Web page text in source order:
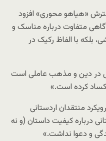
«هیاهو محوری» افزود
متفاوت درباره مناسک و
بلکه با الفاظ رکیک در
در دین و مذهب عاملی است
کرده است.»
منتقدان اردستانی
درباره کیفیت داستان (و نه
و دعوا نداشت.»